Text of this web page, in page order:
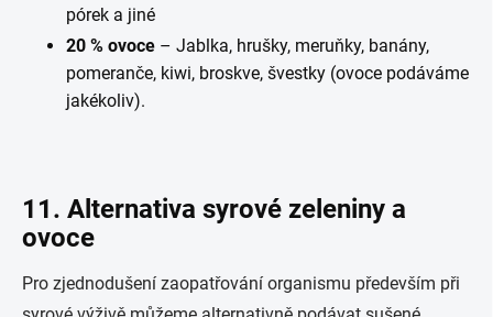
pórek a jiné
20 % ovoce – Jablka, hrušky, meruňky, banány,
pomeranče, kiwi, broskve, švestky (ovoce podáváme
jakékoliv).
11. Alternativa syrové zeleniny a
ovoce
Pro zjednodušení zaopatřování organismu především při